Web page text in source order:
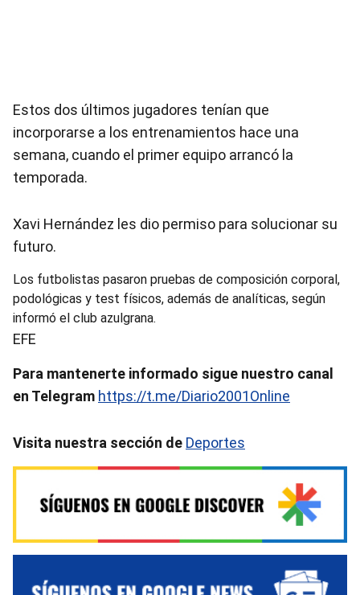
Estos dos últimos jugadores tenían que
incorporarse a los entrenamientos hace una
semana, cuando el primer equipo arrancó la
temporada.
Xavi Hernández les dio permiso para solucionar su
futuro.
Los futbolistas pasaron pruebas de composición corporal,
podológicas y test físicos, además de analíticas, según
informó el club azulgrana.
EFE
Para mantenerte informado sigue nuestro canal
en Telegram https://t.me/Diario2001Online
Visita nuestra sección de Deportes